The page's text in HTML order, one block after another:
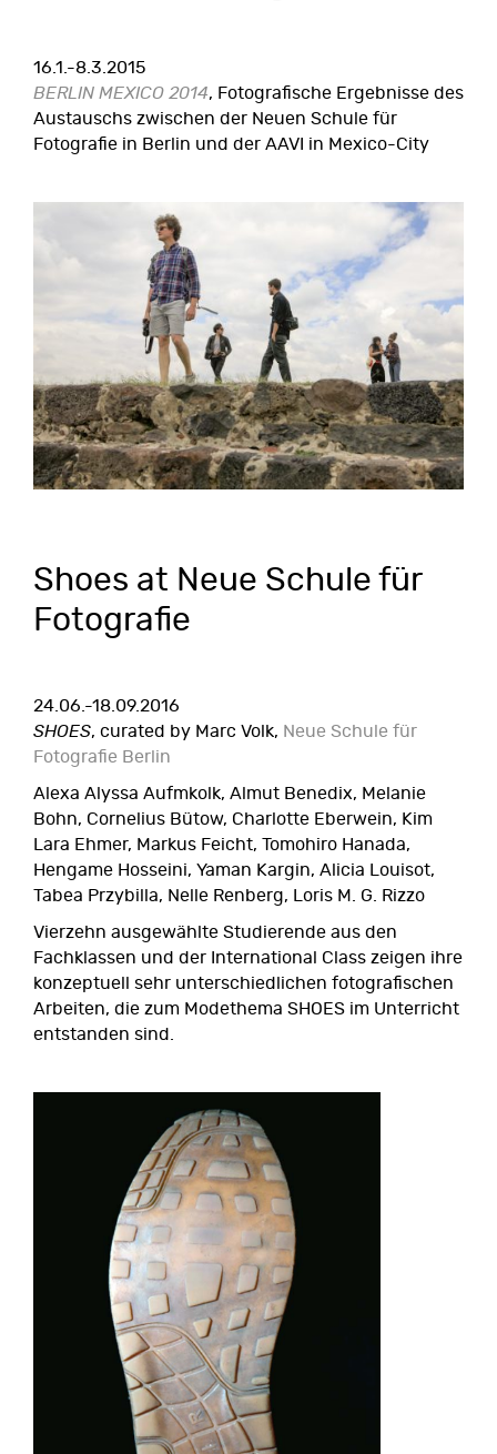
16.1.-8.3.2015
BERLIN MEXICO 2014, Fotografische Ergebnisse des
Austauschs zwischen der Neuen Schule für
Fotografie in Berlin und der AAVI in Mexico-City
Shoes at Neue Schule für
Fotografie
24.06.-18.09.2016
SHOES, curated by Marc Volk, Neue Schule für
Fotografie Berlin
Alexa Alyssa Aufmkolk, Almut Benedix, Melanie
Bohn, Cornelius Bütow, Charlotte Eberwein, Kim
Lara Ehmer, Markus Feicht, Tomohiro Hanada,
Hengame Hosseini, Yaman Kargin, Alicia Louisot,
Tabea Przybilla, Nelle Renberg, Loris M. G. Rizzo
Vierzehn ausgewählte Studierende aus den
Fachklassen und der International Class zeigen ihre
konzeptuell sehr unterschiedlichen fotografischen
Arbeiten, die zum Modethema SHOES im Unterricht
entstanden sind.